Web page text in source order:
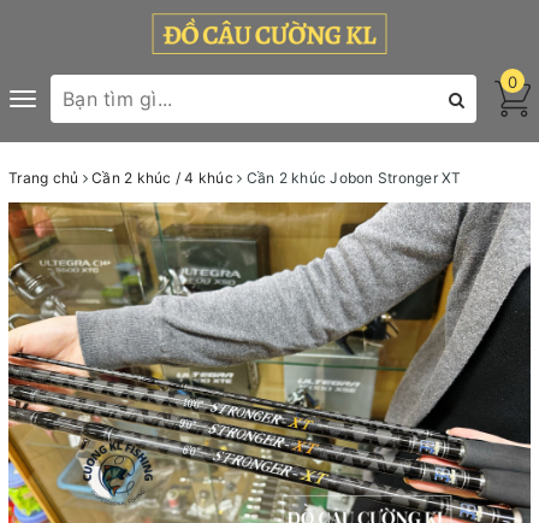
Toggle
navigation
0
Trang chủ Cần 2 khúc / 4 khúc Cần 2 khúc Jobon Stronger XT